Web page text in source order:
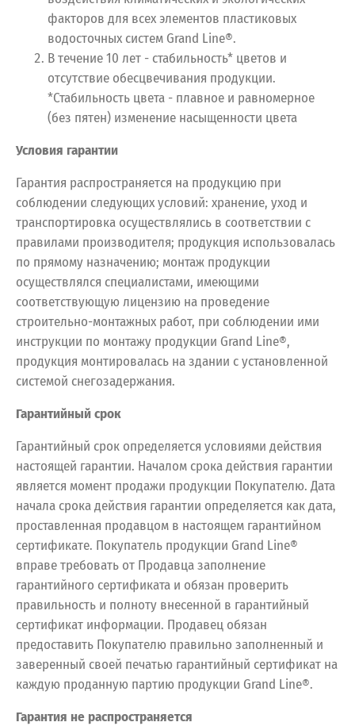
факторов для всех элементов пластиковых
водосточных систем Grand Line®.
В течение 10 лет - стабильность* цветов и
отсутствие обесцвечивания продукции.
*Стабильность цвета - плавное и равномерное
(без пятен) изменение насыщенности цвета
Условия гарантии
Гарантия распространяется на продукцию при
соблюдении следующих условий: хранение, уход и
транспортировка осуществлялись в соответствии с
правилами производителя; продукция использовалась
по прямому назначению; монтаж продукции
осуществлялся специалистами, имеющими
соответствующую лицензию на проведение
строительно-монтажных работ, при соблюдении ими
инструкции по монтажу продукции Grand Line®,
продукция монтировалась на здании с установленной
системой снегозадержания.
Гарантийный срок
Гарантийный срок определяется условиями действия
настоящей гарантии. Началом срока действия гарантии
является момент продажи продукции Покупателю. Дата
начала срока действия гарантии определяется как дата,
проставленная продавцом в настоящем гарантийном
сертификате. Покупатель продукции Grand Line®
вправе требовать от Продавца заполнение
гарантийного сертификата и обязан проверить
правильность и полноту внесенной в гарантийный
сертификат информации. Продавец обязан
предоставить Покупателю правильно заполненный и
заверенный своей печатью гарантийный сертификат на
каждую проданную партию продукции Grand Line®.
Гарантия не распространяется